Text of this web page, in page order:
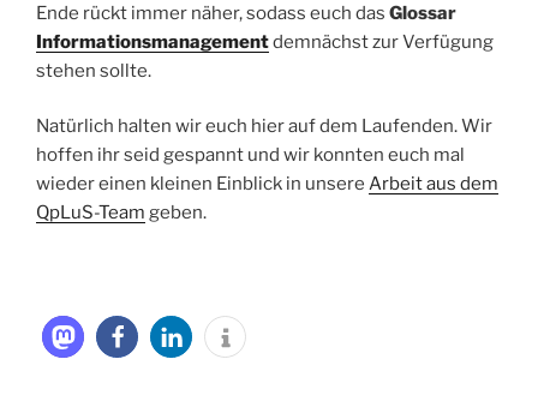
Ende rückt immer näher, sodass euch das Glossar
Informationsmanagementdemnächst zur Verfügung
stehen sollte.
Natürlich halten wir euch hier auf dem Laufenden. Wir
hoffen ihr seid gespannt und wir konnten euch mal
wieder einen kleinen Einblick in unsere Arbeit aus dem
QpLuS-Team geben.